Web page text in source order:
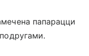
папарацци